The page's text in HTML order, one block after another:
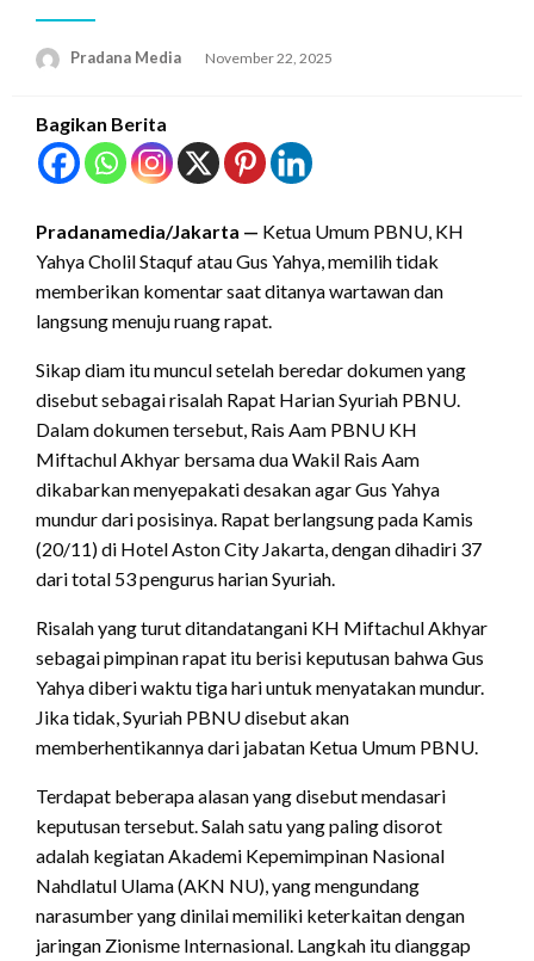
Pradana Media November 22, 2025
Bagikan Berita
Pradanamedia/Jakarta — Ketua Umum PBNU, KH
Yahya Cholil Staquf atau Gus Yahya, memilih tidak
memberikan komentar saat ditanya wartawan dan
langsung menuju ruang rapat.
Sikap diam itu muncul setelah beredar dokumen yang
disebut sebagai risalah Rapat Harian Syuriah PBNU.
Dalam dokumen tersebut, Rais Aam PBNU KH
Miftachul Akhyar bersama dua Wakil Rais Aam
dikabarkan menyepakati desakan agar Gus Yahya
mundur dari posisinya. Rapat berlangsung pada Kamis
(20/11) di Hotel Aston City Jakarta, dengan dihadiri 37
dari total 53 pengurus harian Syuriah.
Risalah yang turut ditandatangani KH Miftachul Akhyar
sebagai pimpinan rapat itu berisi keputusan bahwa Gus
Yahya diberi waktu tiga hari untuk menyatakan mundur.
Jika tidak, Syuriah PBNU disebut akan
memberhentikannya dari jabatan Ketua Umum PBNU.
Terdapat beberapa alasan yang disebut mendasari
keputusan tersebut. Salah satu yang paling disorot
adalah kegiatan Akademi Kepemimpinan Nasional
Nahdlatul Ulama (AKN NU), yang mengundang
narasumber yang dinilai memiliki keterkaitan dengan
jaringan Zionisme Internasional. Langkah itu dianggap